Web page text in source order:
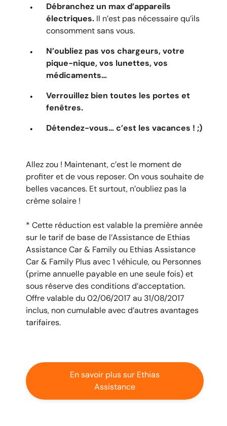
Débranchez un max d’appareils
électriques. Il n’est pas nécessaire qu’ils
consomment sans vous.
N’oubliez pas vos chargeurs, votre
pique-nique, vos lunettes, vos
médicaments…
Verrouillez bien toutes les portes et
fenêtres.
Détendez-vous… c’est les vacances ! ;)
Allez zou ! Maintenant, c’est le moment de
profiter et de vous reposer. On vous souhaite de
belles vacances. Et surtout, n’oubliez pas la
crème solaire !
* Cette réduction est valable la première année
sur le tarif de base de l’Assistance de Ethias
Assistance Car & Family ou Ethias Assistance
Car & Family Plus avec 1 véhicule, ou Personnes
(prime annuelle payable en une seule fois) et
sous réserve des conditions d’acceptation.
Offre valable du 02/06/2017 au 31/08/2017
inclus, non cumulable avec d’autres avantages
tarifaires.
En savoir plus sur Ethias
Assistance